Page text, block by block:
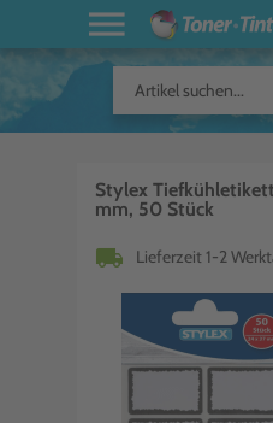
Artikel suchen...
Stylex
mm, 50 Stück
local_shipping Lieferzeit 1-2